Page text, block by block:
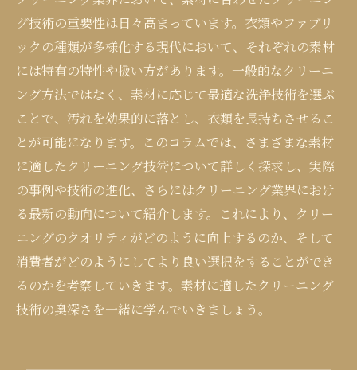
グ技術の重要性は日々高まっています。衣類やファブリ
ックの種類が多様化する現代において、それぞれの素材
には特有の特性や扱い方があります。一般的なクリーニ
ング方法ではなく、素材に応じて最適な洗浄技術を選ぶ
ことで、汚れを効果的に落とし、衣類を長持ちさせるこ
とが可能になります。このコラムでは、さまざまな素材
に適したクリーニング技術について詳しく探求し、実際
の事例や技術の進化、さらにはクリーニング業界におけ
る最新の動向について紹介します。これにより、クリー
ニングのクオリティがどのように向上するのか、そして
消費者がどのようにしてより良い選択をすることができ
るのかを考察していきます。素材に適したクリーニング
技術の奥深さを一緒に学んでいきましょう。